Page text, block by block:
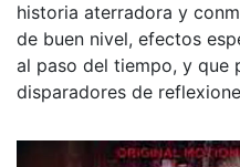
historia aterradora y
de buen nivel, efectos
al paso del tiempo, y que
disparadores de